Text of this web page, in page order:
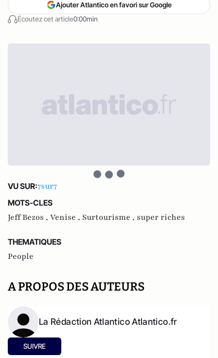
Écoutez cet article0:00min
Ajouter Atlantico en favori sur Google
VU SUR:7sur7
MOTS-CLES
Jeff Bezos , Venise , Surtourisme , super riches
THEMATIQUES
People
A PROPOS DES AUTEURS
La Rédaction Atlantico Atlantico.fr
SUIVRE